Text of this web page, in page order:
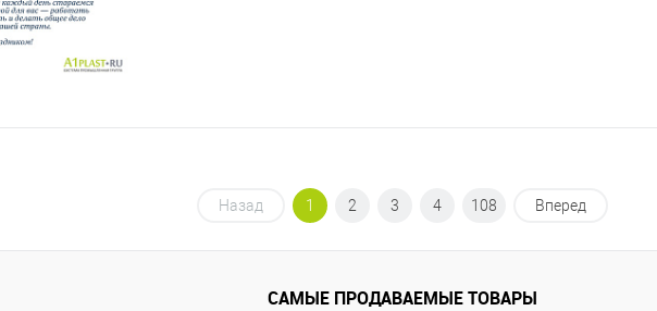
Назад 1 2 3 4 108 Вперед
САМЫЕ ПРОДАВАЕМЫЕ ТОВАРЫ